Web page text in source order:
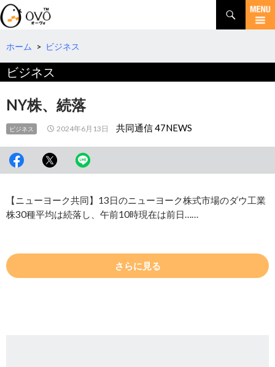
検
索
コ
テ
へ
移
動
ホーム > ビジネス
ビジネス
NY株、続落
ビジネス 2024年6月13日 共同通信 47NEWS
【ニューヨーク共同】13日のニューヨーク株式市場のダウ工業
株30種平均は続落し、午前10時現在は前日……
さらに見る